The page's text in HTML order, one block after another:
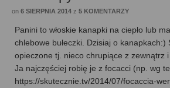
on 6 SIERPNIA 2014 z 5 KOMENTARZY
Panini to włoskie kanapki na ciepło lub
chlebowe bułeczki. Dzisiaj o kanapkach:)
opieczone tj. nieco chrupiące z zewnątrz i
Ja najczęściej robię je z focacci (np. wg
https://skutecznie.tv/2014/07/focaccia-